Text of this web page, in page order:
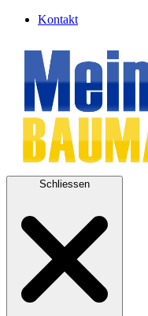
Kontakt
Schliessen